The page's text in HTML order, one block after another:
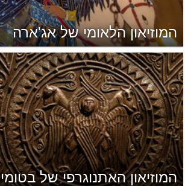
המוזיאון הלאומי של אג'ארה
המוזיאון האתנוגרפי של בטומי